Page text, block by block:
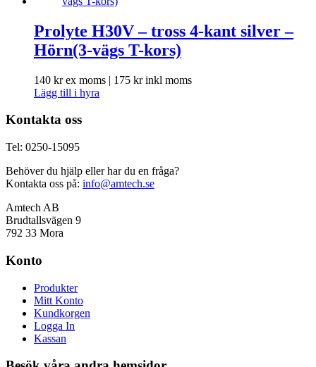
Prolyte H30V – tross 4-kant silver –
Hörn(3-vägs T-kors)
140 krex moms | 175 krinkl moms
Lägg till i hyra
Kontakta oss
Tel: 0250-15095
Behöver du hjälp eller har du en fråga?
Kontakta oss på: info@amtech.se
Amtech AB
Brudtallsvägen 9
792 33 Mora
Konto
Produkter
Mitt Konto
Kundkorgen
Logga In
Kassan